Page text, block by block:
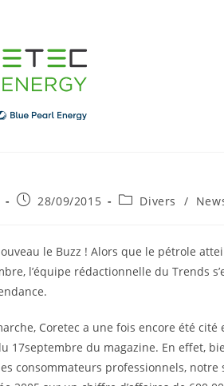
Post28/09/2015
PostDivers /
le Buzz ! Alors que le pétrole
l’équipe rédactionnelle du Trends
Coretec a une fois encore été
17septembre du magazine. En effet,
consommateurs professionnels,